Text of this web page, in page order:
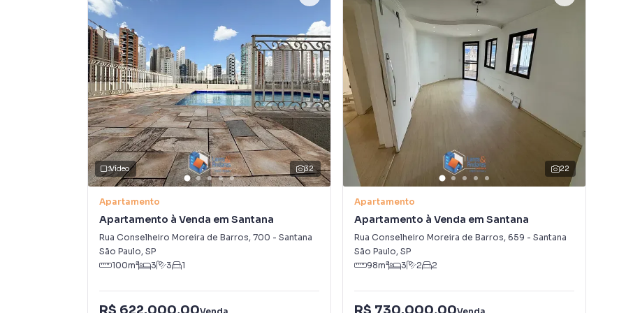
Conta também com pontos de internet em todos os cômodos e persianas Hunter Douglas
automatizadas na sala e nos dormitórios. A área de serviço é funcional, muito bem equipada, inclusive
com máquina de lavar.
Um imóvel que esbanja requinte, sofisticação, bom gosto e qualidade, oferecendo um nível de
conforto e praticidade que raramente se encontra no mercado.
Apartamento pronto para morar!
O condomínio é excelente, com ampla área verde, salão de festas, churrasqueira, quadra poliesportiva,
playground e espaços para caminhada, lazer e descanso.
Localização nobre, em uma região valorizada, com completa infraestrutura de serviços, comércio e
lazer.
Venha conhecer! Agende já sua visita.
32
Vídeo
Apartamento
Apartamento à Venda em Santana
Rua Conselheiro Moreira de Barros, 700 - Santana
São Paulo, SP
100m² 3 3 1
R$ 622.000,00Venda
22
Apartamento
Apartamento à Venda em Santana
Rua Conselheiro Moreira de Barros, 659 - Santana
São Paulo, SP
98m² 3 2 2
R$ 730.000,00Venda